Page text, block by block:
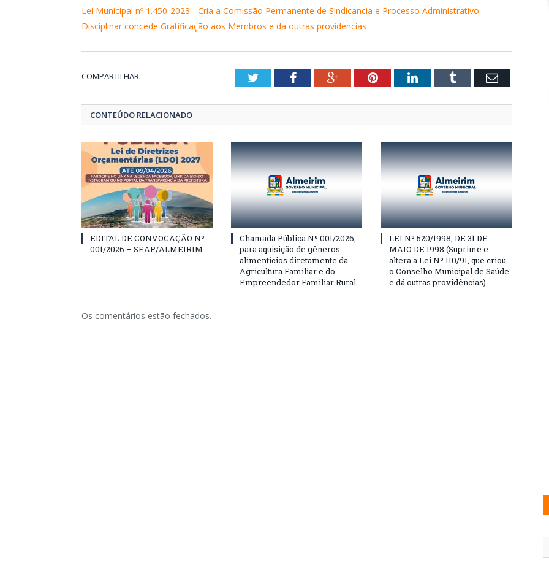
Lei Municipal nº 1.450-2023 - Cria a Comissão Permanente de Sindicancia e Processo Administrativo
Disciplinar concede Gratificação aos Membros e da outras providencias
COMPARTILHAR: TwitterFacebookGoogle+PinterestLinkedInTumblr Email
CONTEÚDO RELACIONADO
EDITAL DE CONVOCAÇÃO Nº
001/2026 – SEAP/ALMEIRIM
Chamada Pública Nº 001/2026,
para aquisição de gêneros
alimentícios diretamente da
Agricultura Familiar e do
Empreendedor Familiar Rural
LEI Nº 520/1998, DE 31 DE
MAIO DE 1998 (Suprime e
altera a Lei Nº 110/91, que criou
o Conselho Municipal de Saúde
e dá outras providências)
Os comentários estão fechados.